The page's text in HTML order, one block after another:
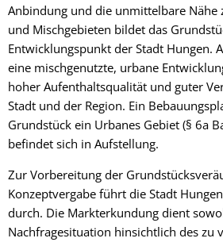
Anbindung und die unmittelbare Nähe
und Mischgebieten bildet das
Entwicklungspunkt der Stadt Hungen.
eine mischgenutzte, urbane
hoher Aufenthaltsqualität und guter
Stadt und der Region. Ein
Grundstück ein Urbanes Gebiet (§ 6a
befindet sich in Aufstellung.
Zur Vorbereitung der
Konzeptvergabe führt die Stadt
durch. Die Markterkundung dient
Nachfragesituation hinsichtlich des zu